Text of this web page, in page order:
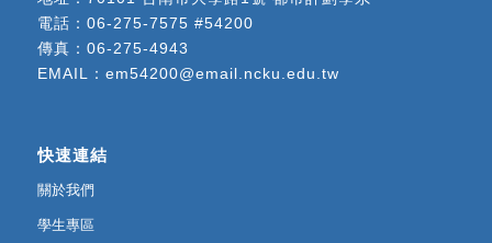
電話： 06-275-7575 #54200
傳真：06-275-4943
EMAIL： em54200@email.ncku.edu.tw
快速連結
關於我們
學生專區